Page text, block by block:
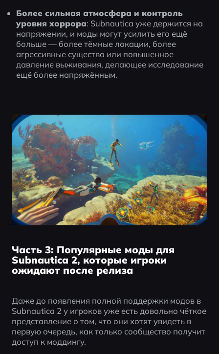
Более сильная атмосфера и контроль
уровня хоррора: Subnautica уже держится на
напряжении, и моды могут усилить его ещё
больше — более тёмные локации, более
агрессивные существа или повышенное
давление выживания, делающее исследование
ещё более напряжённым.
Часть 3: Популярные моды для
Subnautica 2, которые игроки
ожидают после релиза
Даже до появления полной поддержки модов в
Subnautica 2 у игроков уже есть довольно чёткое
представление о том, что они хотят увидеть в
первую очередь, как только сообщество получит
доступ к моддингу.